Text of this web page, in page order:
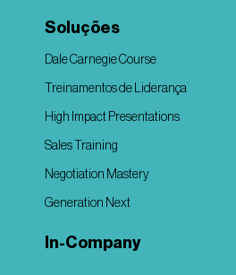
Soluções
Dale Carnegie Course
Treinamentos de Liderança
High Impact Presentations
Sales Training
Negotiation Mastery
Generation Next
In-Company